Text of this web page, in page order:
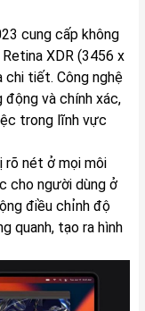
cung cấp không
XDR (3456 x
chi tiết. Công nghệ
động và chính xác,
trong lĩnh vực
rõ nét ở mọi môi
cho người dùng ở
điều chỉnh độ
quanh, tạo ra hình